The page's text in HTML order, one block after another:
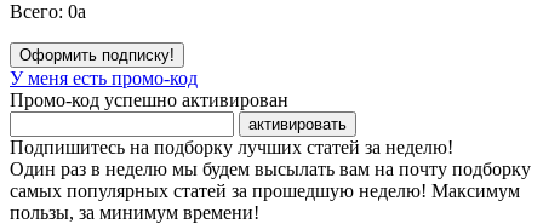
Всего: 0a
Оформить подписку!
У меня есть промо-код
Промо-код успешно активирован
активировать
Подпишитесь на подборку лучших статей за неделю!
Один раз в неделю мы будем высылать вам на почту подборку
самых популярных статей за прошедшую неделю! Максимум
пользы, за минимум времени!